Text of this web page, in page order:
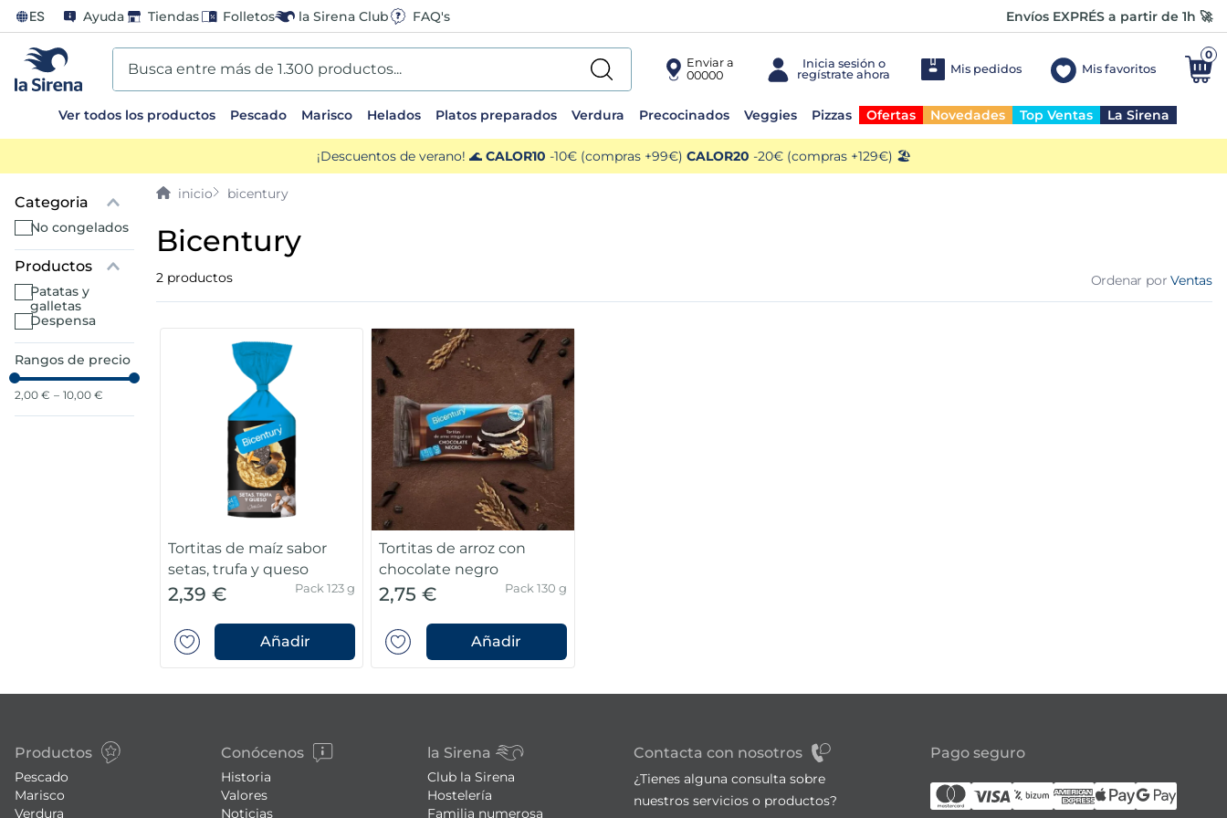
ES Ayuda Tiendas Folletos la Sirena Club FAQ's Envíos EXPRÉS a partir de 1h 🚀
Busca entre más de 1.300 productos...
Enviar a
00000
Mis pedidos Mis favoritos
0
Ver todos los productos Pescado Marisco Helados Platos preparados Verdura Precocinados Veggies Pizzas Ofertas Novedades Top Ventas La Sirena
¡Descuentos de verano! 🌊 CALOR10 -10€ (compras +99€) CALOR20 -20€ (compras +129€) 🏖️
no congelados
patatas y
galletas
despensa
Rangos de precio
2,00 € – 10,00 €
bicentury
bicentury
2 productos Ordenar por Ventas
Tortitas de maíz sabor
setas, trufa y queso
2,39 € Pack 123 g
Añadir
Tortitas de arroz con
chocolate negro
2,75 € Pack 130 g
Añadir
Productos
Pescado
Marisco
Verdura
Conócenos
Historia
Valores
Noticias
la Sirena
Club la Sirena
Hostelería
Familia numerosa
Contacta con nosotros
¿Tienes alguna consulta sobre
nuestros servicios o productos?
Pago seguro
TÉRMINOS MÁS BUSCADOS
1. helados sirena
2. gambas
3. patatas
4. gamba
5. verduras
6. croquetas